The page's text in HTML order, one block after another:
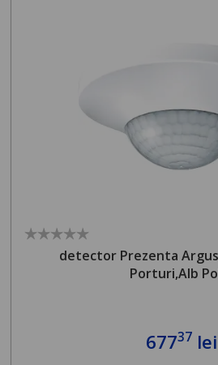
detector Prezenta Argus
Porturi,Alb
67737 lei